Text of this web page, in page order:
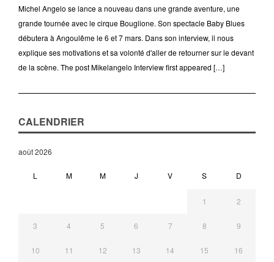
Michel Angelo se lance a nouveau dans une grande aventure, une
grande tournée avec le cirque Bouglione. Son spectacle Baby Blues
débutera à Angoulême le 6 et 7 mars. Dans son interview, il nous
explique ses motivations et sa volonté d'aller de retourner sur le devant
de la scène. The post Mikelangelo Interview first appeared […]
CALENDRIER
août 2026
L M M J V S D
1 2
3 4 5 6 7 8 9
10 11 12 13 14 15 16